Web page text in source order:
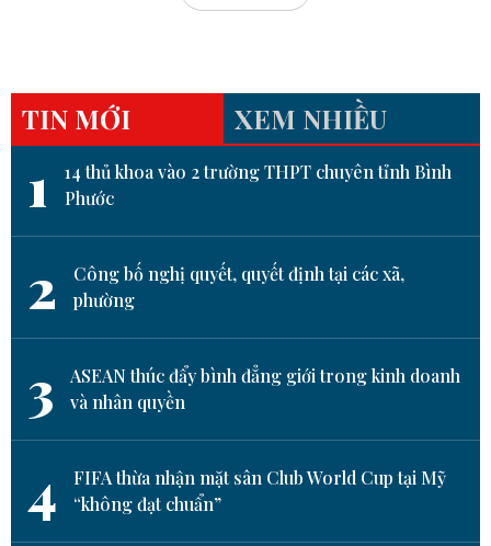
TIN MỚI XEM NHIỀU
1
14 thủ khoa vào 2 trường THPT chuyên tỉnh Bình
Phước
2
Công bố nghị quyết, quyết định tại các xã,
phường
3
ASEAN thúc đẩy bình đẳng giới trong kinh doanh
và nhân quyền
4
FIFA thừa nhận mặt sân Club World Cup tại Mỹ
“không đạt chuẩn”